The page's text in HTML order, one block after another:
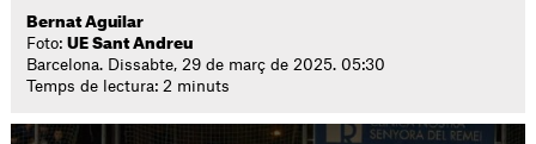
Bernat Aguilar
Foto:UE Sant Andreu
Barcelona. Dissabte, 29 de març de 2025. 05:30
Temps de lectura: 2 minuts